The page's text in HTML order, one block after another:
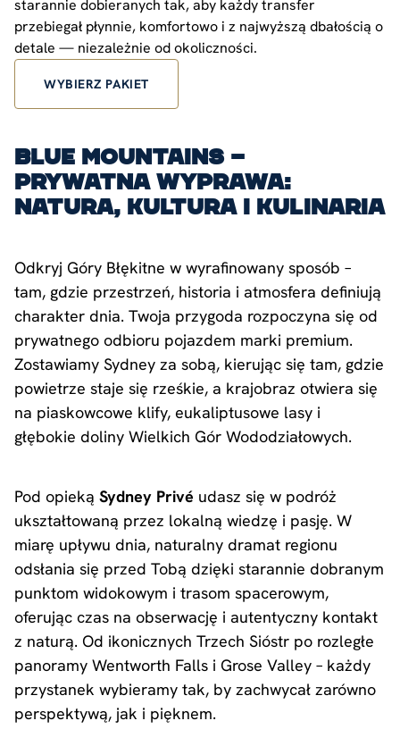
starannie dobieranych tak, aby każdy transfer
przebiegał płynnie, komfortowo i z najwyższą dbałością o
detale — niezależnie od okoliczności.
WYBIERZ PAKIET
Blue Mountains –
Prywatna Wyprawa:
Natura, Kultura i Kulinaria
Odkryj Góry Błękitne w wyrafinowany sposób –
tam, gdzie przestrzeń, historia i atmosfera definiują
charakter dnia. Twoja przygoda rozpoczyna się od
prywatnego odbioru pojazdem marki premium.
Zostawiamy Sydney za sobą, kierując się tam, gdzie
powietrze staje się rześkie, a krajobraz otwiera się
na piaskowcowe klify, eukaliptusowe lasy i
głębokie doliny Wielkich Gór Wododziałowych.
Pod opieką Sydney Privé udasz się w podróż
ukształtowaną przez lokalną wiedzę i pasję. W
miarę upływu dnia, naturalny dramat regionu
odsłania się przed Tobą dzięki starannie dobranym
punktom widokowym i trasom spacerowym,
oferując czas na obserwację i autentyczny kontakt
z naturą. Od ikonicznych Trzech Sióstr po rozległe
panoramy Wentworth Falls i Grose Valley – każdy
przystanek wybieramy tak, by zachwycał zarówno
perspektywą, jak i pięknem.